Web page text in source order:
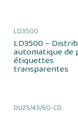
LD3500
LD3500 –
automatique de
étiquettes
transparentes
DU25/45/60-CD